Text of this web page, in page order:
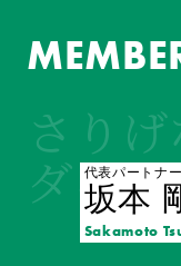
さりげ
ダイ代表パートナー
坂本
Sakamoto